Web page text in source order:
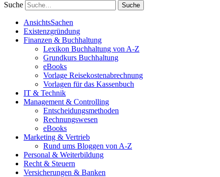
Suche
AnsichtsSachen
Existenzgründung
Finanzen & Buchhaltung
Lexikon Buchhaltung von A-Z
Grundkurs Buchhaltung
eBooks
Vorlage Reisekostenabrechnung
Vorlagen für das Kassenbuch
IT & Technik
Management & Controlling
Entscheidungsmethoden
Rechnungswesen
eBooks
Marketing & Vertrieb
Rund ums Bloggen von A-Z
Personal & Weiterbildung
Recht & Steuern
Versicherungen & Banken